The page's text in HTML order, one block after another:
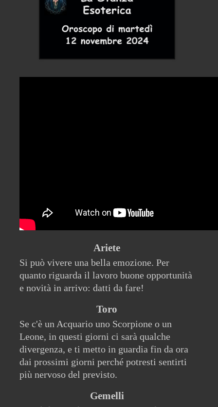
Ariete
Si può vivere una bella emozione. Per
quanto riguarda il lavoro buone opportunità
e novità in arrivo: datti da fare!
Toro
Se c'è un Acquario uno Scorpione o un
Leone, in questi giorni ci sarà qualche
divergenza, e ti metto in guardia fin da ora
dai prossimi giorni perché potresti sentirti
più nervoso del previsto.
Gemelli